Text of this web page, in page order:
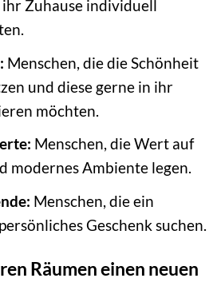
Zuhause individuell
Menschen, die die Schönheit
und diese gerne in ihr
möchten.
Menschen, die Wert auf
modernes Ambiente legen.
Menschen, die ein
Geschenk suchen.
Räumen einen neuen